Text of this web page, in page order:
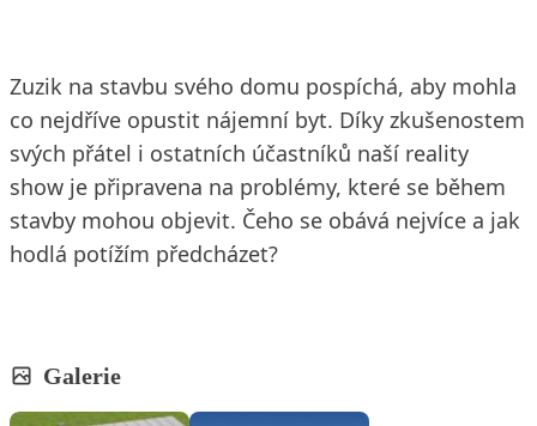
Zuzik na stavbu svého domu pospíchá, aby mohla
co nejdříve opustit nájemní byt. Díky zkušenostem
svých přátel i ostatních účastníků naší reality
show je připravena na problémy, které se během
stavby mohou objevit. Čeho se obává nejvíce a jak
hodlá potížím předcházet?
Galerie